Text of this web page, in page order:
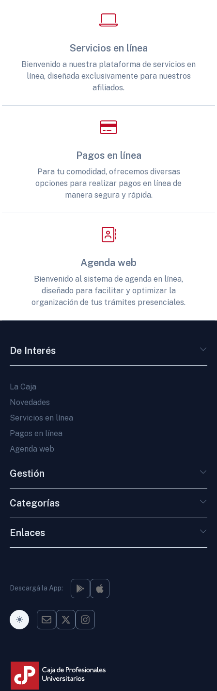
Servicios en línea
Bienvenido a nuestra plataforma de servicios en
línea, diseñada exclusivamente para nuestros
afiliados.
Pagos en línea
Para tu comodidad, ofrecemos diversas
opciones para realizar pagos en línea de
manera segura y rápida.
Agenda web
Bienvenido al sistema de agenda en línea,
diseñado para facilitar y optimizar la
organización de tus trámites presenciales.
De Interés
La Caja
Novedades
Servicios en línea
Pagos en línea
Agenda web
Gestión
Categorías
Enlaces
Descargá la App:
Modo Oscuro